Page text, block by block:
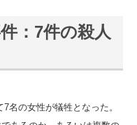
：7件の殺人
名の女性が犠牲となった。